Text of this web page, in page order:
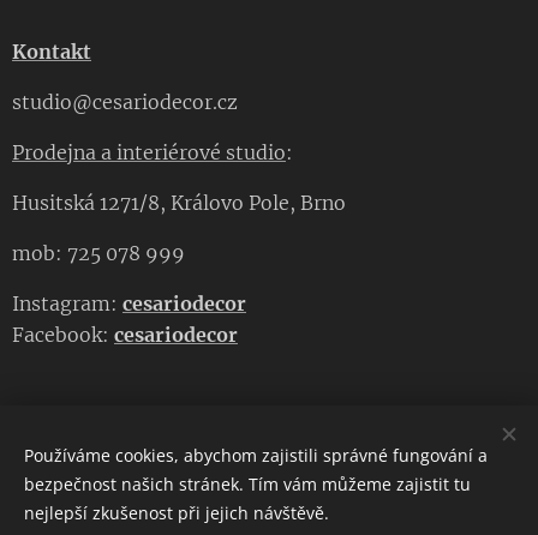
Kontakt
studio@cesariodecor.cz
Prodejna a interiérové studio:
Husitská 1271/8, Královo Pole, Brno
mob: 725 078 999
Instagram: cesariodecor
Facebook: cesariodecor
CESARIO DECOR
Copyright 2023CESARIO DECOR. Všechna práva vyhrazena.
Používáme cookies, abychom zajistili správné fungování a
bezpečnost našich stránek. Tím vám můžeme zajistit tu
nejlepší zkušenost při jejich návštěvě.